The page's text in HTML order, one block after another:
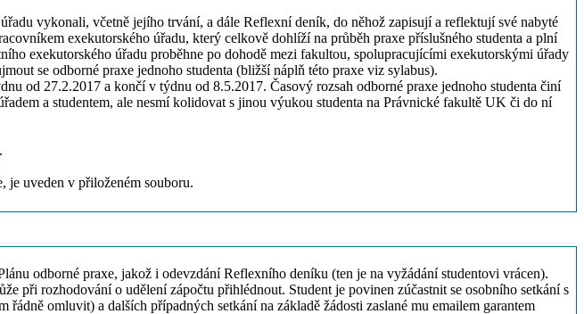
vykonali, včetně jejího trvání, a dále Reflexní deník, do něhož zapisují a reflektují své nabyté
exekutorského úřadu, který celkově dohlíží na průběh praxe příslušného studenta a plní
exekutorského úřadu proběhne po dohodě mezi fakultou, spolupracujícími exekutorskými úřady
se odborné praxe jednoho studenta (bližší náplň této praxe viz sylabus).
od 27.2.2017 a končí v týdnu od 8.5.2017. Časový rozsah odborné praxe jednoho studenta činí
a studentem, ale nesmí kolidovat s jinou výukou studenta na Právnické fakultě UK či do ní
je uveden v přiloženém souboru.
odborné praxe, jakož i odevzdání Reflexního deníku (ten je na vyžádání studentovi vrácen).
při rozhodování o udělení zápočtu přihlédnout. Student je povinen zúčastnit se osobního setkání s
omluvit) a dalších případných setkání na základě žádosti zaslané mu emailem garantem